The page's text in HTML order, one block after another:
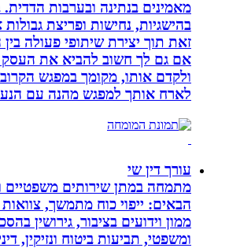
מאמינים בנתינה ובערבות הדדית.
בהישגיות, נחישות ופריצת גבולות
זאת תוך יצירת שיתופי פעולה בין
אם גם לך חשוב להביא את העסק
ולקדם אותו, מקומך במפגש הקרוב
לארח אותך למפגש מהנה עם הנעה
עורך דין שי
מתמחה במתן שירותים משפטיים
הבאים: ייפוי כוח מתמשך, צוואות
ממון וידועים בציבור, גירושין
ומשפטי, תביעות ביטוח ונזיקין, דיני